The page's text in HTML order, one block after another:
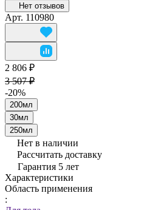
Нет отзывов
Арт. 110980
2 806 ₽
3 507 ₽
-20%
200мл
30мл
250мл
Нет в наличии
Рассчитать доставку
Гарантия 5 лет
Характеристики
Область применения
: